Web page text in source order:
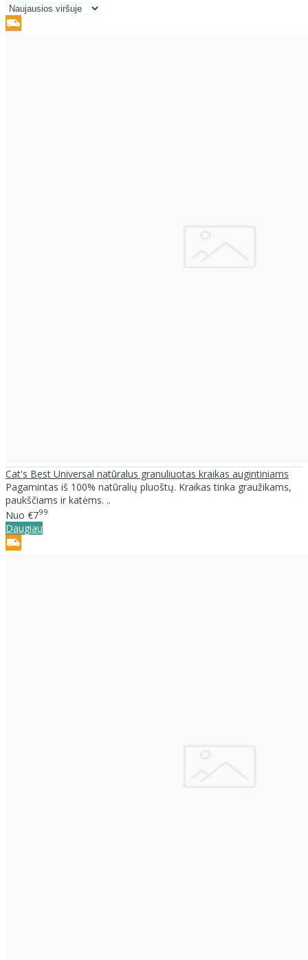
Cat's Best Universal natūralus granuliuotas kraikas augintiniams
Pagamintas iš 100% natūralių pluoštų. Kraikas tinka graužikams,
paukščiams ir katėms. ..
Nuo €799
Daugiau